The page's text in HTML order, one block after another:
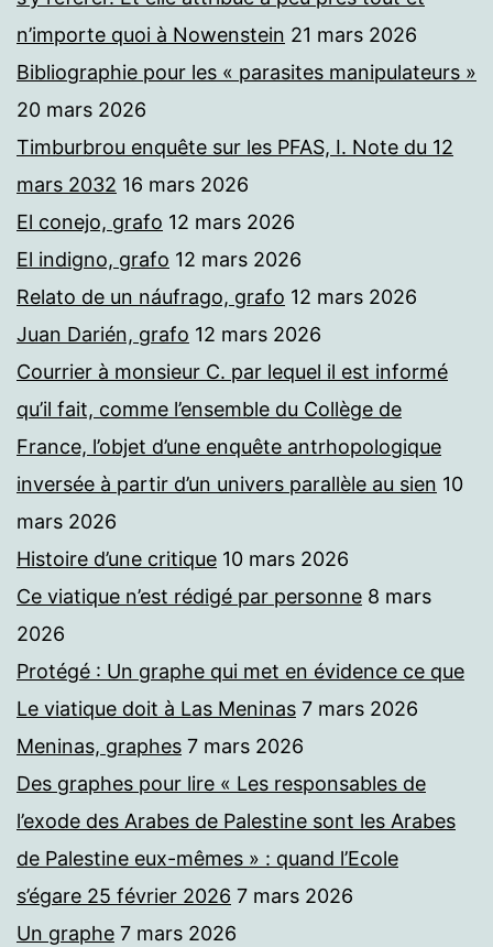
n’importe quoi à Nowenstein 21 mars 2026
Bibliographie pour les « parasites manipulateurs »
20 mars 2026
Timburbrou enquête sur les PFAS, I. Note du 12
mars 2032 16 mars 2026
El conejo, grafo 12 mars 2026
El indigno, grafo 12 mars 2026
Relato de un náufrago, grafo 12 mars 2026
Juan Darién, grafo 12 mars 2026
Courrier à monsieur C. par lequel il est informé
qu’il fait, comme l’ensemble du Collège de
France, l’objet d’une enquête antrhopologique
inversée à partir d’un univers parallèle au sien 10
mars 2026
Histoire d’une critique 10 mars 2026
Ce viatique n’est rédigé par personne 8 mars
2026
Protégé : Un graphe qui met en évidence ce que
Le viatique doit à Las Meninas 7 mars 2026
Meninas, graphes 7 mars 2026
Des graphes pour lire « Les responsables de
l’exode des Arabes de Palestine sont les Arabes
de Palestine eux-mêmes » : quand l’Ecole
s’égare 25 février 2026 7 mars 2026
Un graphe 7 mars 2026